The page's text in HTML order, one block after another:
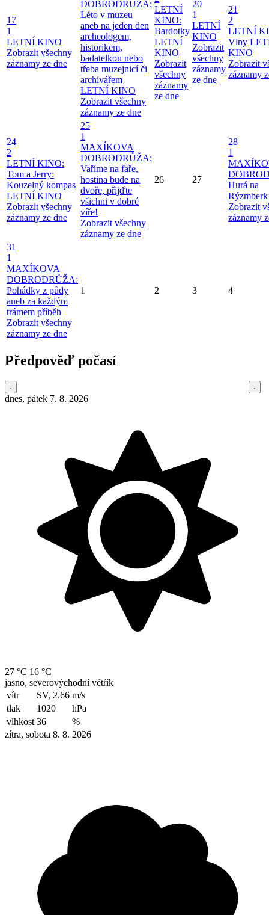
17
1
LETNÍ KINO
Zobrazit všechny
záznamy ze dne
DOBRODRŮŽA:
Léto v muzeu
aneb na jeden den
archeologem,
historikem,
badatelkou nebo
třeba muzejnicí či
archivářem
LETNÍ KINO
Zobrazit všechny
záznamy ze dne
LETNÍ
KINO:
Bardotky
LETNÍ
KINO
Zobrazit
všechny
záznamy
ze dne
20
1
LETNÍ
KINO
Zobrazit
všechny
záznamy
ze dne
21
2
LETNÍ
Vlny
KINO
Zobrazit
záznamy
24
2
LETNÍ KINO:
Tom a Jerry:
Kouzelný kompas
LETNÍ KINO
Zobrazit všechny
záznamy ze dne
25
1
MAXÍKOVA
DOBRODRŮŽA:
Vaříme na faře,
hostina bude na
dvoře, přijďte
všichni v dobré
víře!
Zobrazit všechny
záznamy ze dne
26 27
28
1
Hurá na
Zobrazit
záznamy
31
1
MAXÍKOVA
DOBRODRŮŽA:
Pohádky z půdy
aneb za každým
trámem příběh
Zobrazit všechny
záznamy ze dne
1 2 3 4
Předpověď počasí
dnes, pátek 7. 8. 2026
27 °C 16 °C
jasno, severovýchodní větřík
vítr
SV, 2.66 m/s
tlak
1020
hPa
vlhkost 36
%
zítra, sobota 8. 8. 2026